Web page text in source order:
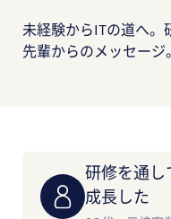
未経験からITの道へ。
先輩からのメッセージ。
研修を通し
成長した